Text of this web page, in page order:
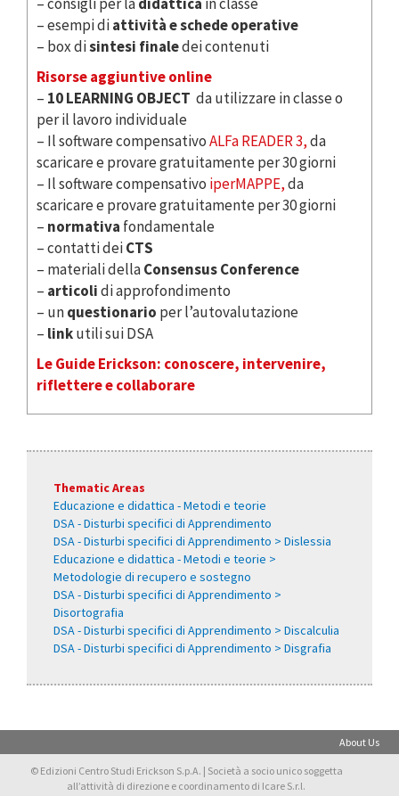
– esempi diattività e schede operative
– box disintesi finaledei contenuti
Risorse aggiuntive online
– 10 LEARNING OBJECT da utilizzare in classe o
per il lavoro individuale
– Il software compensativoALFa READER 3,da
scaricare e provare gratuitamente per 30 giorni
– Il software compensativo iperMAPPE,da
scaricare e provare gratuitamente per 30 giorni
– normativa fondamentale
– contatti deiCTS
– materiali dellaConsensus Conference
– articolidi approfondimento
– unquestionario per l’autovalutazione
– linkutili sui DSA
Le Guide Erickson: conoscere, intervenire,
riflettere e collaborare
Thematic Areas
Educazione e didattica - Metodi e teorie
DSA - Disturbi specifici di Apprendimento
DSA - Disturbi specifici di Apprendimento > Dislessia
Educazione e didattica - Metodi e teorie >
Metodologie di recupero e sostegno
DSA - Disturbi specifici di Apprendimento >
Disortografia
DSA - Disturbi specifici di Apprendimento > Discalculia
DSA - Disturbi specifici di Apprendimento > Disgrafia
About Us
© Edizioni Centro Studi Erickson S.p.A. | Società a socio unico soggetta
all’attività di direzione e coordinamento di Icare S.r.l.